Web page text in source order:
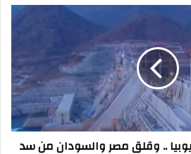
.. وقلق مصر والسودان من سد